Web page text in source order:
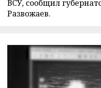
ВСУ, сообщил
Развожаев.